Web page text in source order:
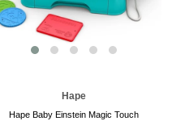
Hape
Hape Baby Einstein Magic Touch